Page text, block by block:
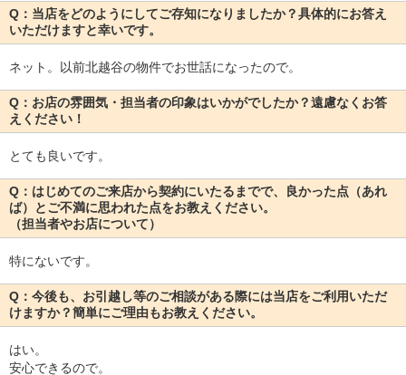
Q：当店をどのようにしてご存知になりましたか？具体的にお答え
いただけますと幸いです。
ネット。以前北越谷の物件でお世話になったので。
Q：お店の雰囲気・担当者の印象はいかがでしたか？遠慮なくお答
えください！
とても良いです。
Q：はじめてのご来店から契約にいたるまでで、良かった点（あれ
ば）とご不満に思われた点をお教えください。
（担当者やお店について）
特にないです。
Q：今後も、お引越し等のご相談がある際には当店をご利用いただ
けますか？簡単にご理由もお教えください。
はい。
安心できるので。